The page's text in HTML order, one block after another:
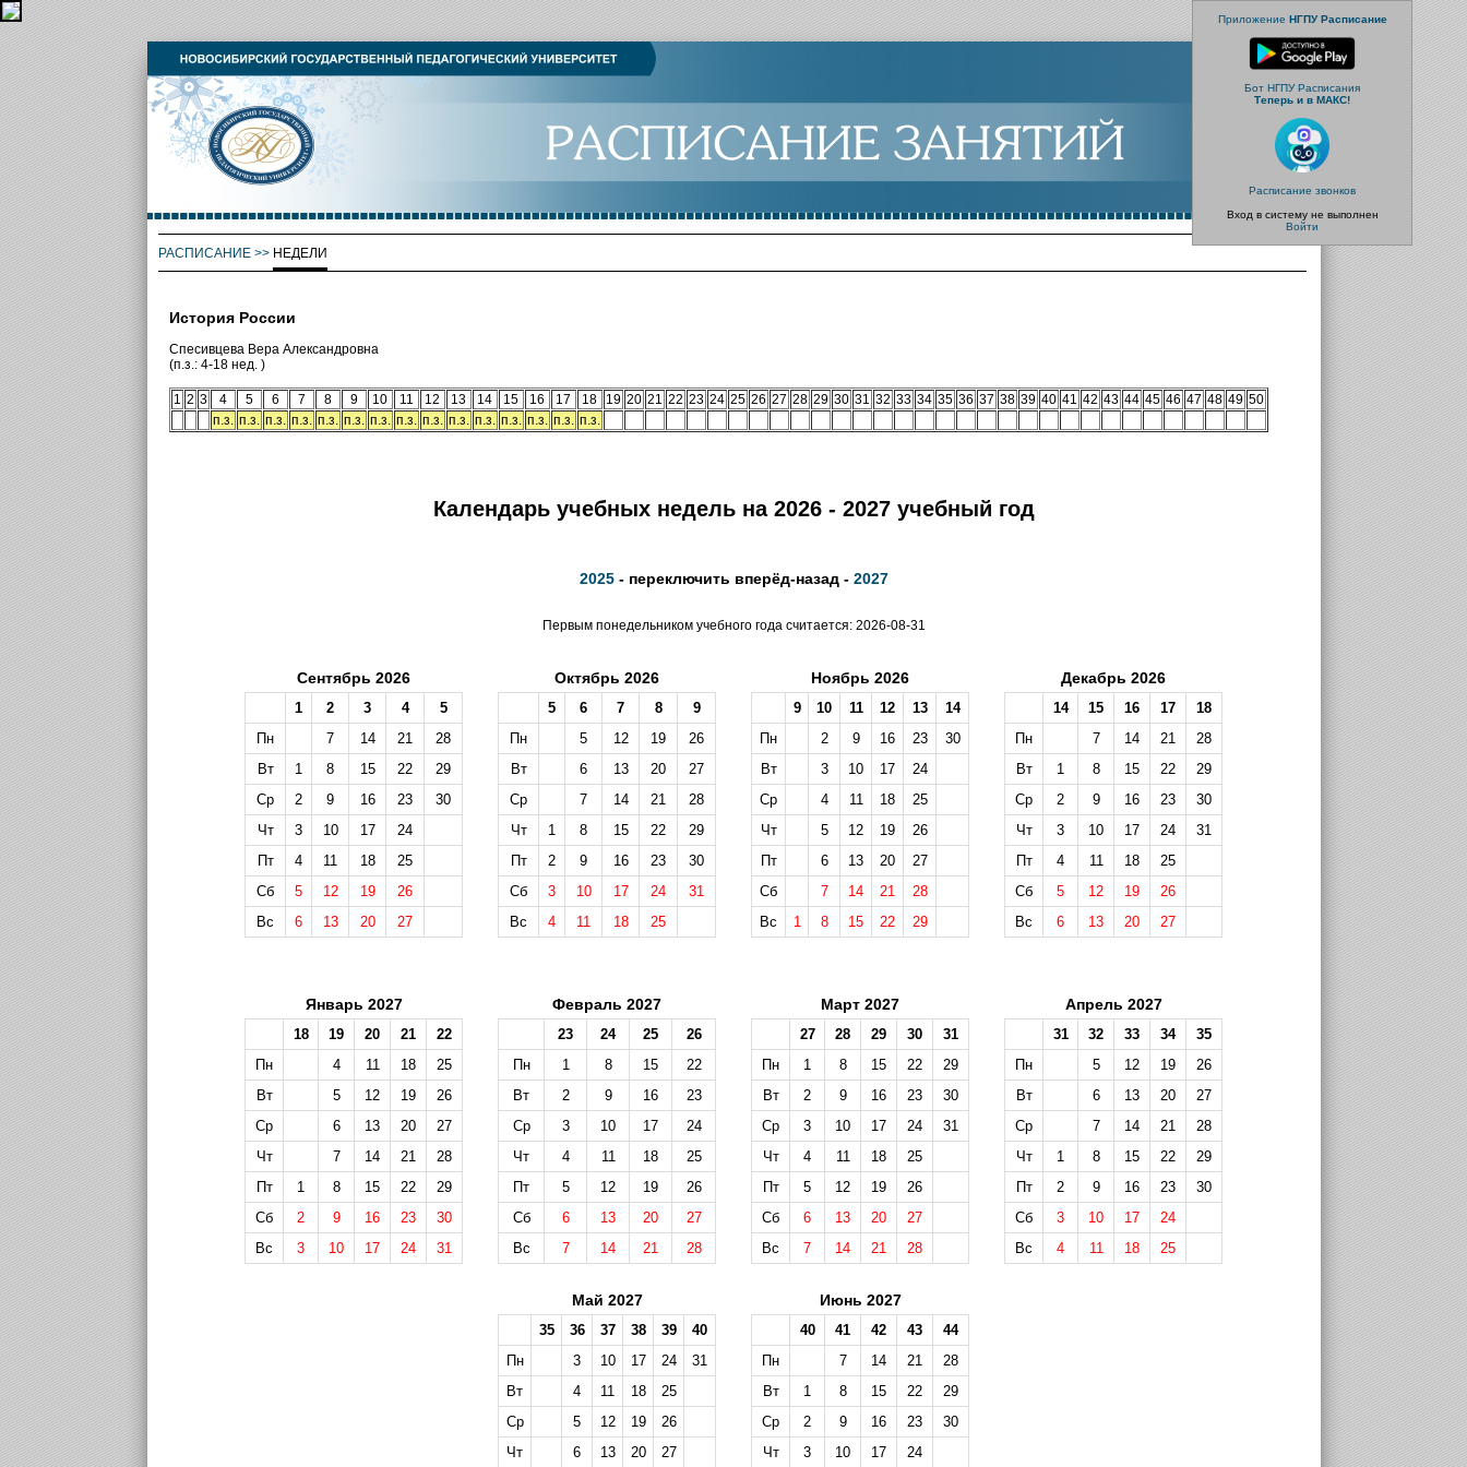
Приложение НГПУ Расписание
Бот НГПУ Расписания
Теперь и в МАКС!
Расписание звонков
Вход в систему не выполнен
Войти
РАСПИСАНИЕ>> НЕДЕЛИ
История России
Спесивцева Вера Александровна
(п.з.: 4-18 нед. )
1 2 3 4 5 6 7 8 9 10 11 12 13 14 15 16 17 18 19 20 21 22 23 24 25 26 27 28 29 30 31 32 33 34 35 36 37 38 39 40 41 42 43 44 45 46 47 48 49 50
п.з. п.з. п.з. п.з. п.з. п.з. п.з. п.з. п.з. п.з. п.з. п.з. п.з. п.з. п.з.
Календарь учебных недель на 2026 - 2027 учебный год
2025- переключить вперёд-назад - 2027
Первым понедельником учебного года считается: 2026-08-31
Сентябрь 2026
1 2 3 4
5
Пн
7 14 21
28
Вт
1 8 15 22
29
Ср
2 9 16 23
30
Чт
3 10 17
24
Пт
4 11 18
25
Сб
5 12 19
26
Вс
6 13 20 27
Октябрь 2026
5 6 7 8
9
Пн
5 12 19
26
Вт
6 13 20
27
Ср
7 14 21
28
Чт
1 8 15 22
29
Пт
2 9 16 23
30
Сб
3 10 17 24
31
Вс
4 11 18 25
Ноябрь 2026
9 10 11 12 13
14
Пн
2 9 16 23
30
Вт
3 10 17
24
Ср
4 11 18
25
Чт
5 12 19
26
Пт
6 13 20
27
Сб
7 14 21
28
Вс
1 8 15 22 29
Декабрь 2026
14 15 16 17
18
Пн
7 14 21
28
Вт
1 8 15 22
29
Ср
2 9 16 23
30
Чт
3 10 17 24
31
Пт
4 11 18
25
Сб
5 12 19
26
Вс
6 13 20 27
Январь 2027
18 19 20 21
22
Пн
4 11 18
25
Вт
5 12 19
26
Ср
6 13 20
27
Чт
7 14 21
28
Пт
1 8 15 22
29
Сб
2 9 16 23
30
Вс
3 10 17 24 31
Февраль 2027
23 24 25
26
Пн
1 8 15
22
Вт
2 9 16
23
Ср
3 10 17
24
Чт
4 11 18
25
Пт
5 12 19
26
Сб
6 13 20
27
Вс
7 14 21 28
Март 2027
27 28 29 30
31
Пн
1 8 15 22
29
Вт
2 9 16 23
30
Ср
3 10 17 24
31
Чт
4 11 18
25
Пт
5 12 19
26
Сб
6 13 20
27
Вс
7 14 21 28
Апрель 2027
31 32 33 34
35
Пн
5 12 19
26
Вт
6 13 20
27
Ср
7 14 21
28
Чт
1 8 15 22
29
Пт
2 9 16 23
30
Сб
3 10 17
24
Вс
4 11 18 25
Май 2027
35 36 37 38 39
40
Пн
3 10 17 24
31
Вт
4 11 18
25
Ср
5 12 19
26
Чт
6 13 20 27
Июнь 2027
40 41 42 43
44
Пн
7 14 21
28
Вт
1 8 15 22
29
Ср
2 9 16 23
30
Чт
3 10 17 24